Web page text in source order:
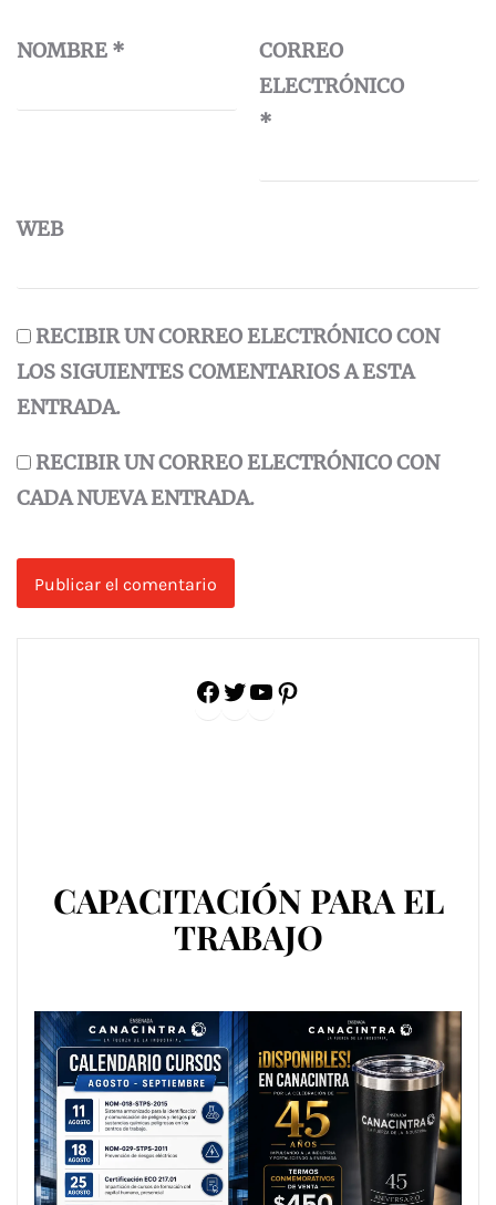
NOMBRE *
CORREO
ELECTRÓNICO
*
WEB
RECIBIR UN CORREO ELECTRÓNICO CON
LOS SIGUIENTES COMENTARIOS A ESTA
ENTRADA.
RECIBIR UN CORREO ELECTRÓNICO CON
CADA NUEVA ENTRADA.
Facebook
Twitter
YouTube
Pinterest
CAPACITACIÓN PARA EL
TRABAJO